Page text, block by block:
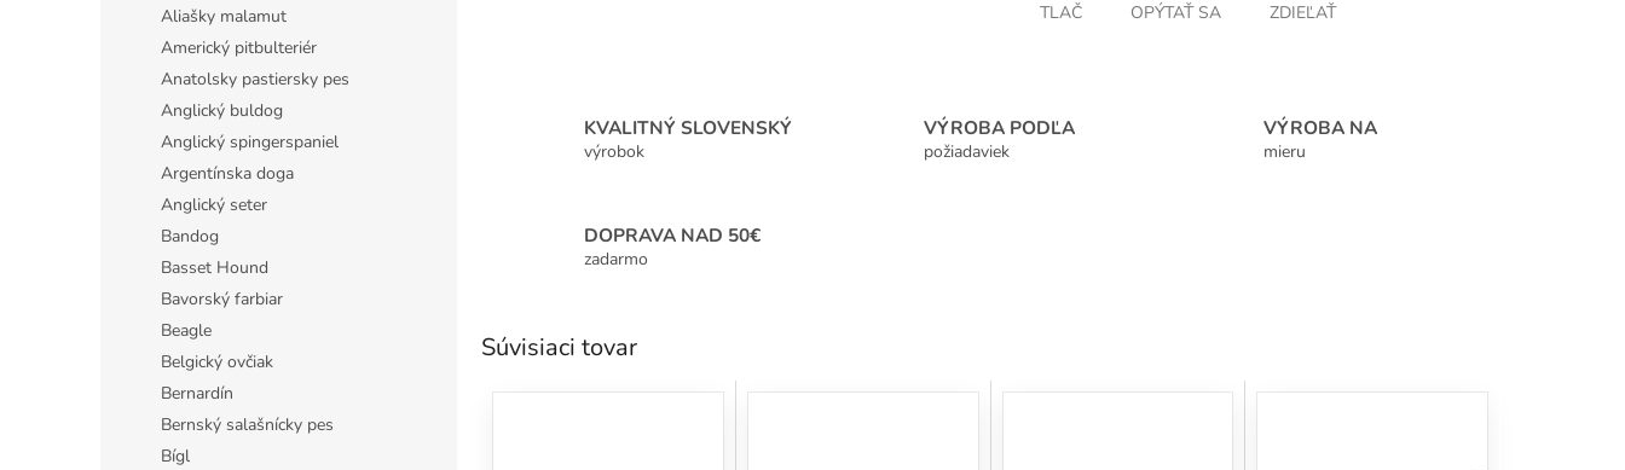
Aliašky malamut
Americký pitbulteriér
Anatolsky pastiersky pes
Anglický buldog
Anglický spingerspaniel
Argentínska doga
Anglický seter
Bandog
Basset Hound
Bavorský farbiar
Beagle
Belgický ovčiak
Bernardín
Bernský salašnícky pes
Bígl
TLAČ OPÝTAŤ SA ZDIEĽAŤ
KVALITNÝ SLOVENSKÝ
výrobok
VÝROBA PODĽA
požiadaviek
VÝROBA NA
mieru
DOPRAVA NAD 50€
zadarmo
Súvisiaci tovar